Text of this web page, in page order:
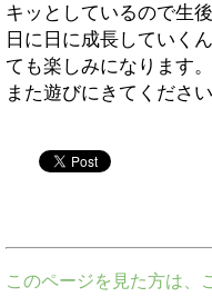
キッとしているので生
日に日に成長していく
ても楽しみになります。
また遊びにきてください
このページを見た方は、